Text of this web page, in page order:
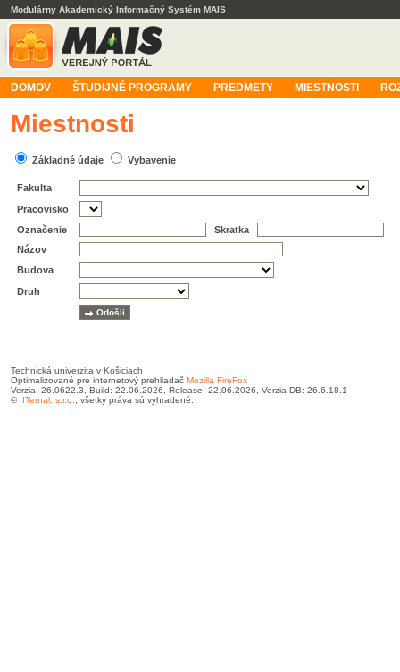
Modulárny Akademický Informačný Systém MAIS
DOMOV ŠTUDIJNÉ PROGRAMY PREDMETY MIESTNOSTI
Miestnosti
Základné údaje Vybavenie
Fakulta
Pracovisko
Označenie
Skratka
Názov
Budova
Druh
Technická univerzita v Košiciach
Optimalizované pre internetový prehliadač Mozilla FireFox
Verzia: 26.0622.3, Build: 22.06.2026, Release: 22.06.2026, Verzia DB: 26.6.18.1
© ITernal, s.r.o. , všetky práva sú vyhradené.